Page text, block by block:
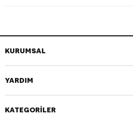
KURUMSAL
YARDIM
KATEGORİLER